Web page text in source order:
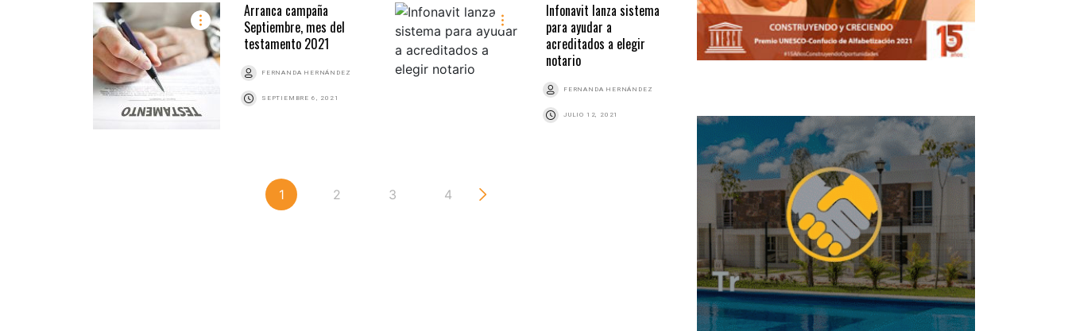
Arranca campaña
Septiembre, mes del
testamento 2021
FERNANDA HERNÁNDEZ
SEPTIEMBRE 6, 2021
Infonavit lanza sistema
para ayudar a
acreditados a elegir
notario
FERNANDA HERNÁNDEZ
JULIO 12, 2021
1 2 3 4